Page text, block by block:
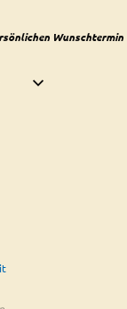
Wunschtermin
auszublenden
Von 08:00 bis 12:00